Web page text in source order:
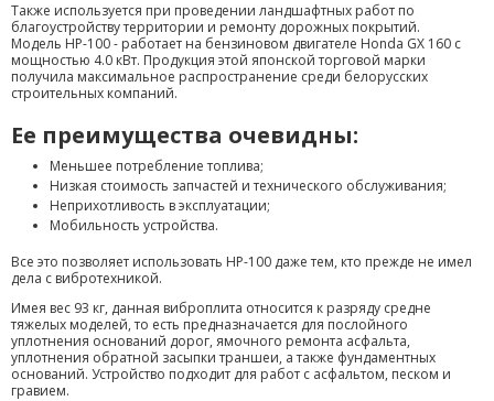
Также используется при проведении ландшафтных работ по
благоустройству территории и ремонту дорожных покрытий.
Модель НР-100 - работает на бензиновом двигателе Honda GX 160 с
мощностью 4.0 кВт. Продукция этой японской торговой марки
получила максимальное распространение среди белорусских
строительных компаний.
Ее преимущества очевидны:
Меньшее потребление топлива;
Низкая стоимость запчастей и технического обслуживания;
Неприхотливость в эксплуатации;
Мобильность устройства.
Все это позволяет использовать НР-100 даже тем, кто прежде не имел
дела с вибротехникой.
Имея вес 93 кг, данная виброплита относится к разряду средне
тяжелых моделей, то есть предназначается для послойного
уплотнения оснований дорог, ямочного ремонта асфальта,
уплотнения обратной засыпки траншеи, а также фундаментных
оснований. Устройство подходит для работ с асфальтом, песком и
гравием.